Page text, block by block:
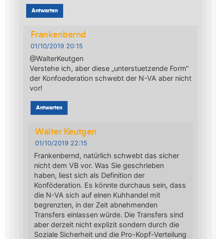
Antworten
Frankenbernd
01/10/2019 20:15
@WalterKeutgen
Verstehe ich, aber diese „unterstuetzende Form“
der Konfoederation schwebt der N-VA aber nicht
vor!
Antworten
Walter Keutgen
01/10/2019 22:15
Frankenbernd, natürlich schwebt das sicher
nicht dem VB vor. Was Sie geschrieben
haben, liest sich als Definition der
Konföderation. Es könnte durchaus sein, dass
die N-VA sich auf einen Kuhhandel mit
begrenzten, in der Zeit abnehmenden
Transfers einlassen würde. Die Transfers sind
aber derzeit nicht explizit sondern durch die
Soziale Sicherheit und die Pro-Kopf-Verteilung